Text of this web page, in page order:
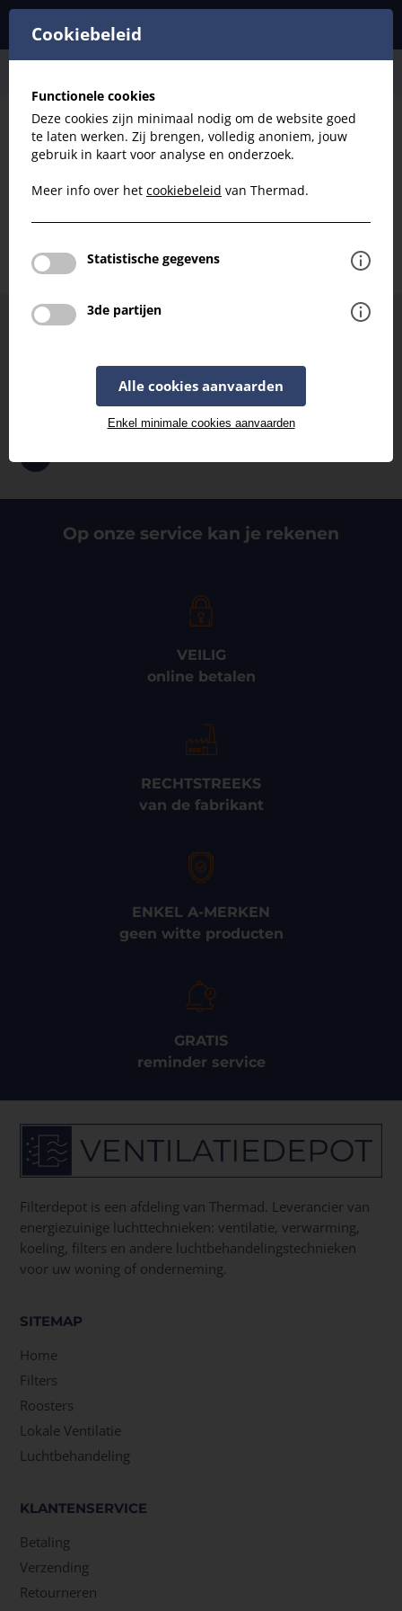
Cookiebeleid
Functionele cookies
Deze cookies zijn minimaal nodig om de website goed
te laten werken. Zij brengen, volledig anoniem, jouw
gebruik in kaart voor analyse en onderzoek.
Meer info over het cookiebeleid van Thermad.
Statistische gegevens
3de partijen
Alle cookies aanvaarden
Enkel minimale cookies aanvaarden
Filteren
Ventilatie - Luchtbevochtigen
Hulp of advies nodig bij het kiezen van uw filter?
+32 3 326 24 84
Op onze service kan je rekenen
VEILIG
online betalen
RECHTSTREEKS
van de fabrikant
ENKEL A-MERKEN
geen witte producten
GRATIS
reminder service
Filterdepot is een afdeling van Thermad. Leverancier van
energiezuinige luchttechnieken: ventilatie, verwarming,
koeling, filters en andere luchtbehandelingstechnieken
voor uw woning of onderneming.
SITEMAP
Home
Filters
Roosters
Lokale Ventilatie
Luchtbehandeling
KLANTENSERVICE
Betaling
Verzending
Retourneren